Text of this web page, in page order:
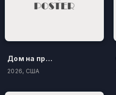
Дом на проклятом холме
2026, США